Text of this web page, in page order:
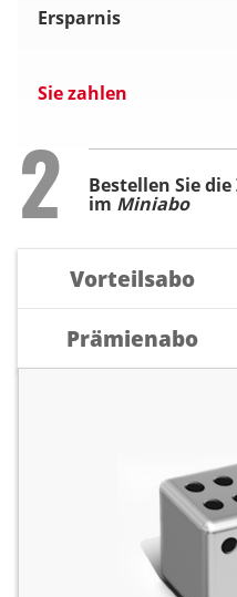
Ersparnis
Sie zahlen
Step
2 Bestellen Sie
im Miniabo
Vorteilsabo
Prämienabo